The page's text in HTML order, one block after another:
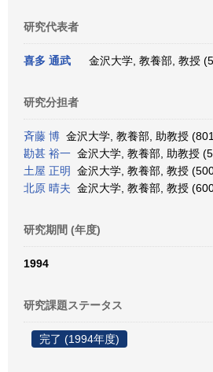
研究代表者
喜多 通武 金沢大学, 教養部, 教授
研究分担者
斉藤 博 金沢大学, 教養部, 助教授
勘甚 裕一 金沢大学, 教養部, 助教授
土屋 正明
金沢大学, 教養部, 教授
北原 晴夫 金沢大学, 教養部, 教授
研究期間 (年度)
1994
研究課題ステータス
完了 (1994年度)